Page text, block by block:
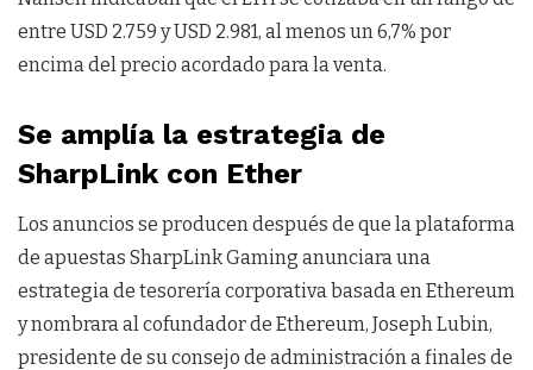
entre USD 2.759 y USD 2.981, al menos un 6,7% por
encima del precio acordado para la venta.
Se amplía la estrategia de
SharpLink con Ether
Los anuncios se producen después de que la plataforma
de apuestas SharpLink Gaming anunciara una
estrategia de tesorería corporativa basada en Ethereum
y nombrara al cofundador de Ethereum, Joseph Lubin,
presidente de su consejo de administración a finales de